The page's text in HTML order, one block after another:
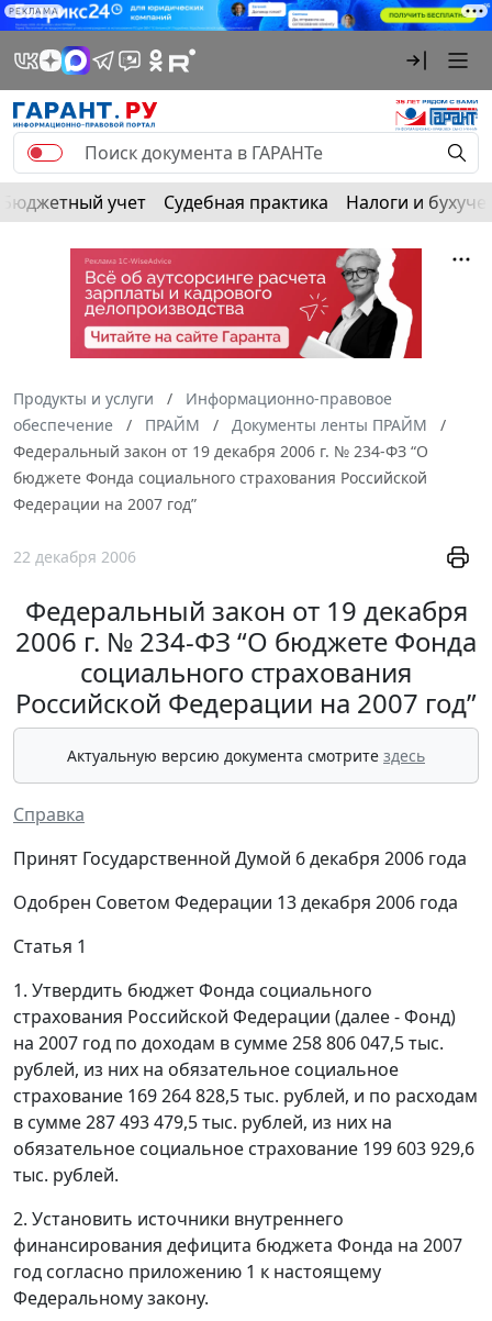
РЕКЛАМА
Бюджетный учет Судебная практика Налоги и
Продукты и услуги
Информационно-правовое
обеспечение
ПРАЙМ
Документы ленты ПРАЙМ
Федеральный закон от 19 декабря 2006 г. № 234-ФЗ “О
бюджете Фонда социального страхования Российской
Федерации на 2007 год”
22 декабря 2006
Федеральный закон от 19 декабря
2006 г. № 234-ФЗ “О бюджете Фонда
социального страхования
Российской Федерации на 2007 год”
Актуальную версию документа смотрите здесь
Справка
Принят Государственной Думой 6 декабря 2006 года
Одобрен Советом Федерации 13 декабря 2006 года
Статья 1
1. Утвердить бюджет Фонда социального
страхования Российской Федерации (далее - Фонд)
на 2007 год по доходам в сумме 258 806 047,5 тыс.
рублей, из них на обязательное социальное
страхование 169 264 828,5 тыс. рублей, и по расходам
в сумме 287 493 479,5 тыс. рублей, из них на
обязательное социальное страхование 199 603 929,6
тыс. рублей.
2. Установить источники внутреннего
финансирования дефицита бюджета Фонда на 2007
год согласно приложению 1 к настоящему
Федеральному закону.